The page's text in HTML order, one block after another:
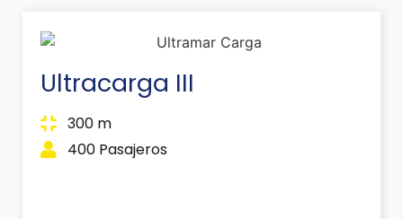
Ultracarga III
300 m
400 Pasajeros